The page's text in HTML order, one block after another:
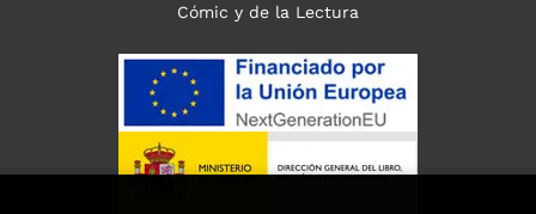
Cómic y de la Lectura